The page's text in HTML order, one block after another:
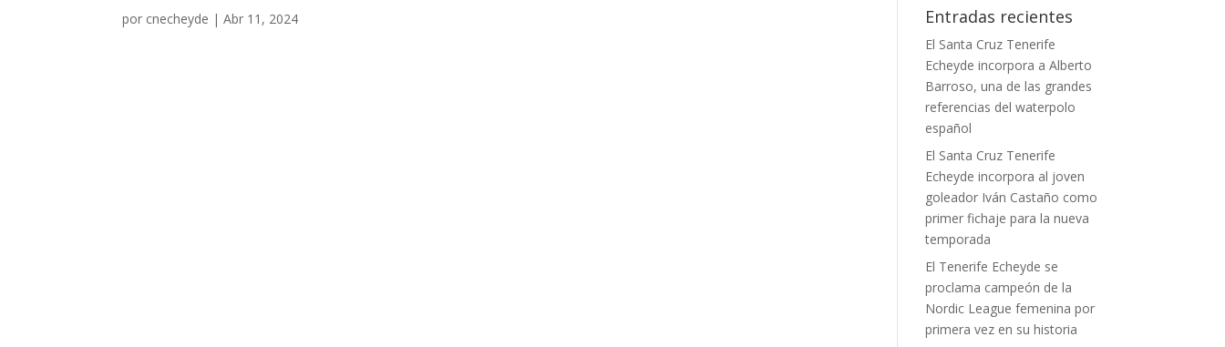
por cnecheyde |Abr 11, 2024 Entradas recientes
El Santa Cruz Tenerife
Echeyde incorpora a Alberto
Barroso, una de las grandes
referencias del waterpolo
español
El Santa Cruz Tenerife
Echeyde incorpora al joven
goleador Iván Castaño como
primer fichaje para la nueva
temporada
El Tenerife Echeyde se
proclama campeón de la
Nordic League femenina por
primera vez en su historia